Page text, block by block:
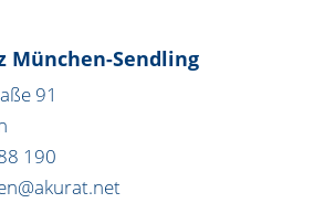
München-Sendling
91
190